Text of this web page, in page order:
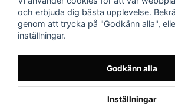
Lådritning
Om oss
och erbjuda dig bästa upplevelse.
genom att trycka på "Godkänn alla",
inställningar.
Godkänn alla
Inställningar